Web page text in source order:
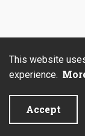
This website
experience.
Accept